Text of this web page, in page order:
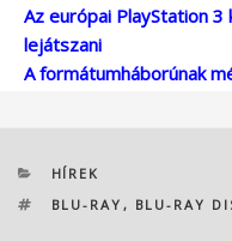
Az európai PlayStation
lejátszani
A formátumháborúnak
KATEGÓRIÁK
HÍREK
CÍMKÉK
BLU-RAY , BLU-RAY